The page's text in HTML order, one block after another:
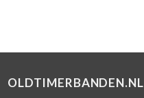
OLDTIMERBANDEN.NL